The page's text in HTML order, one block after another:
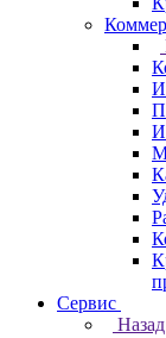
Сервис
Назад